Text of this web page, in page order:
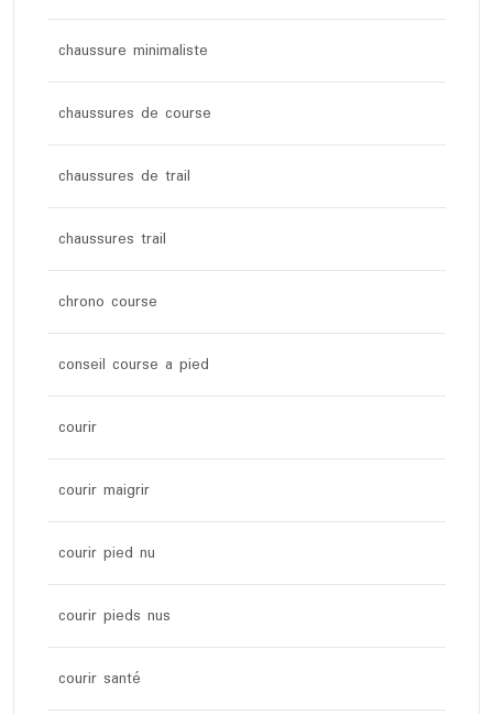
chaussure minimaliste
chaussures de course
chaussures de trail
chaussures trail
chrono course
conseil course a pied
courir
courir maigrir
courir pied nu
courir pieds nus
courir santé